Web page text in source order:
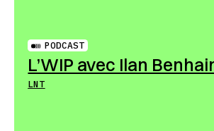
PODCAST
L’WIP avec Ilan
LNT